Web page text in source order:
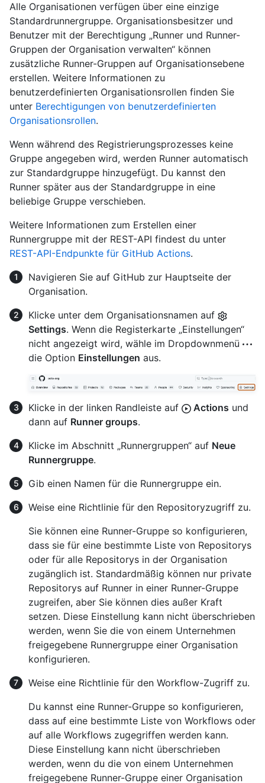
Alle Organisationen verfügen über eine einzige
Standardrunnergruppe. Organisationsbesitzer und
Benutzer mit der Berechtigung „Runner und Runner-
Gruppen der Organisation verwalten“ können
zusätzliche Runner-Gruppen auf Organisationsebene
erstellen. Weitere Informationen zu
benutzerdefinierten Organisationsrollen finden Sie
unter Berechtigungen von benutzerdefinierten
Organisationsrollen.
Wenn während des Registrierungsprozesses keine
Gruppe angegeben wird, werden Runner automatisch
zur Standardgruppe hinzugefügt. Du kannst den
Runner später aus der Standardgruppe in eine
beliebige Gruppe verschieben.
Weitere Informationen zum Erstellen einer
Runnergruppe mit der REST-API findest du unter
REST-API-Endpunkte für GitHub Actions.
Navigieren Sie auf GitHub zur Hauptseite der
Organisation.
Klicke unter dem Organisationsnamen auf
Settings. Wenn die Registerkarte „Einstellungen“
nicht angezeigt wird, wähle im Dropdownmenü
die Option Einstellungen aus.
Klicke in der linken Randleiste auf Actions und
dann auf Runner groups.
Klicke im Abschnitt „Runnergruppen“ auf Neue
Runnergruppe.
Gib einen Namen für die Runnergruppe ein.
Weise eine Richtlinie für den Repositoryzugriff zu.
Sie können eine Runner-Gruppe so konfigurieren,
dass sie für eine bestimmte Liste von Repositorys
oder für alle Repositorys in der Organisation
zugänglich ist. Standardmäßig können nur private
Repositorys auf Runner in einer Runner-Gruppe
zugreifen, aber Sie können dies außer Kraft
setzen. Diese Einstellung kann nicht überschrieben
werden, wenn Sie die von einem Unternehmen
freigegebene Runnergruppe einer Organisation
konfigurieren.
Weise eine Richtlinie für den Workflow-Zugriff zu.
Du kannst eine Runner-Gruppe so konfigurieren,
dass auf eine bestimmte Liste von Workflows oder
auf alle Workflows zugegriffen werden kann.
Diese Einstellung kann nicht überschrieben
werden, wenn du die von einem Unternehmen
freigegebene Runner-Gruppe einer Organisation